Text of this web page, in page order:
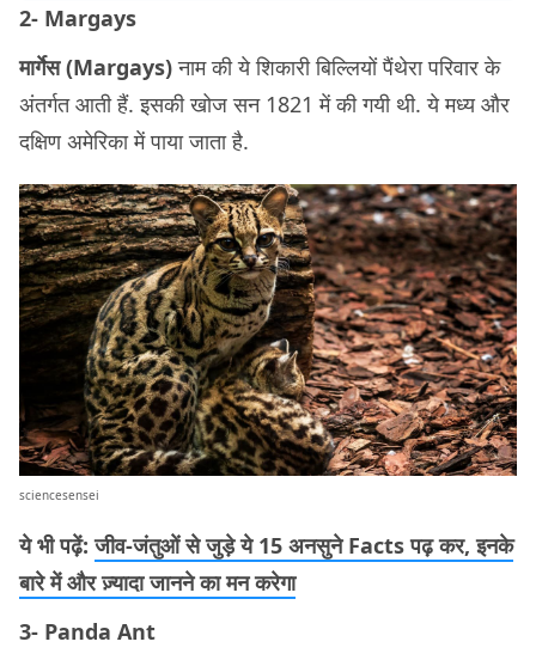
2- Margays
मार्गेस (Margays)नाम की ये शिकारी बिल्लियों पैंथेरा परिवार के
अंतर्गत आती हैं. इसकी खोज सन 1821 में की गयी थी. ये मध्य और
दक्षिण अमेरिका में पाया जाता है.
sciencesensei
ये भी पढ़ें:जीव-जंतुओं से जुड़े ये 15 अनसुने Facts पढ़ कर, इनके
बारे में और ज़्यादा जानने का मन करेगा
3- Panda Ant